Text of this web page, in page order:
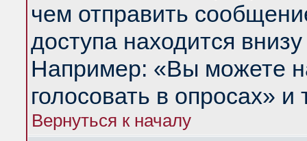
чем отправить
доступа находится
Например: «Вы можете
голосовать в опросах» и
Вернуться к началу